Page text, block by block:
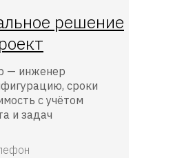
— инженер
сроки
с учётом
и задач
решение